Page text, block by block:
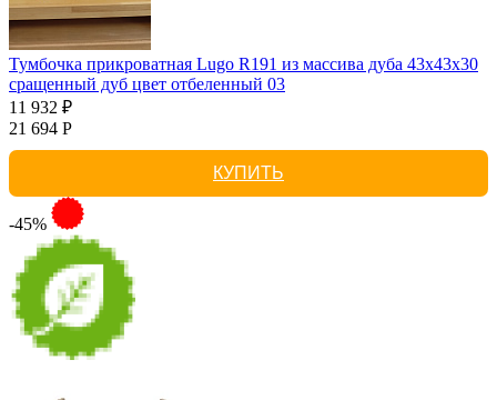
Тумбочка прикроватная Lugo R191 из массива дуба 43х43х30
сращенный дуб цвет отбеленный 03
11 932 ₽
21 694 Р
КУПИТЬ
-45%